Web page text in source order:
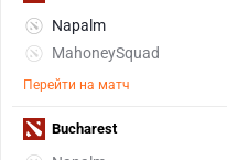
Napalm
MahoneySquad
Перейти на матч
Bucharest